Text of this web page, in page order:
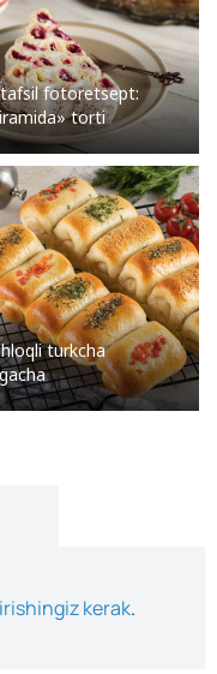
fotoretsept:
torti
turkcha
kerak.